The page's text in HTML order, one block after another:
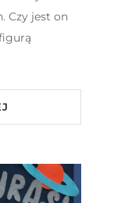
Czy jest on